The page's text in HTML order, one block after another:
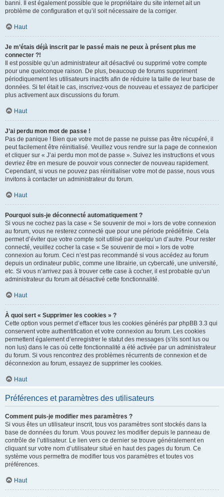
banni. Il est également possible que le propriétaire du site internet ait un
problème de configuration et qu’il soit nécessaire de la corriger.
Haut
Je m’étais déjà inscrit par le passé mais ne peux à présent plus me
connecter ?!
Il est possible qu’un administrateur ait désactivé ou supprimé votre compte
pour une quelconque raison. De plus, beaucoup de forums suppriment
périodiquement les utilisateurs inactifs afin de réduire la taille de leur base de
données. Si tel était le cas, inscrivez-vous de nouveau et essayez de participer
plus activement aux discussions du forum.
Haut
J’ai perdu mon mot de passe !
Pas de panique ! Bien que votre mot de passe ne puisse pas être récupéré, il
peut facilement être réinitialisé. Veuillez vous rendre sur la page de connexion
et cliquer sur « J’ai perdu mon mot de passe ». Suivez les instructions et vous
devriez être en mesure de pouvoir vous connecter de nouveau rapidement.
Cependant, si vous ne pouvez pas réinitialiser votre mot de passe, nous vous
invitons à contacter un administrateur du forum.
Haut
Pourquoi suis-je déconnecté automatiquement ?
Si vous ne cochez pas la case « Se souvenir de moi » lors de votre connexion
au forum, vous ne resterez connecté que pour une période prédéfinie. Cela
permet d’éviter que votre compte soit utilisé par quelqu’un d’autre. Pour rester
connecté, veuillez cocher la case « Se souvenir de moi » lors de votre
connexion au forum. Ceci n’est pas recommandé si vous accédez au forum
depuis un ordinateur public, comme une librairie, un cybercafé, une université,
etc. Si vous n’arrivez pas à trouver cette case à cocher, il est probable qu’un
administrateur du forum ait désactivé cette fonctionnalité.
Haut
À quoi sert « Supprimer les cookies » ?
Cette option vous permet d’effacer tous les cookies générés par phpBB 3.3 qui
conservent votre authentification et votre connexion au forum. Les cookies
permettent également d’enregistrer le statut des messages (s’ils sont lus ou
non lus) dans le cas où cette fonctionnalité a été activée par un administrateur
du forum. Si vous rencontrez des problèmes récurrents de connexion et de
déconnexion au forum, essayez de supprimer les cookies.
Haut
Préférences et paramètres des utilisateurs
Comment puis-je modifier mes paramètres ?
Si vous êtes un utilisateur inscrit, tous vos paramètres sont stockés dans la
base de données du forum. Vous pouvez les modifier depuis le panneau de
contrôle de l’utilisateur. Le lien vers ce dernier se trouve généralement en
cliquant sur votre nom d’utilisateur situé en haut des pages du forum. Ce
système vous permettra de modifier tous vos paramètres et toutes vos
préférences.
Haut